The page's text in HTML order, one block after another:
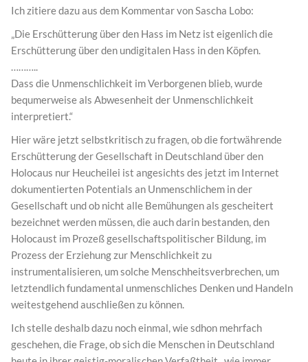
Ich zitiere dazu aus dem Kommentar von Sascha Lobo:
„Die Erschütterung über den Hass im Netz ist eigenlich die
Erschütterung über den undigitalen Hass in den Köpfen.
………..
Dass die Unmenschlichkeit im Verborgenen blieb, wurde
bequmerweise als Abwesenheit der Unmenschlichkeit
interpretiert.“
Hier wäre jetzt selbstkritisch zu fragen, ob die fortwährende
Erschütterung der Gesellschaft in Deutschland über den
Holocaus nur Heucheilei ist angesichts des jetzt im Internet
dokumentierten Potentials an Unmenschlichem in der
Gesellschaft und ob nicht alle Bemühungen als gescheitert
bezeichnet werden müssen, die auch darin bestanden, den
Holocaust im Prozeß gesellschaftspolitischer Bildung, im
Prozess der Erziehung zur Menschlichkeit zu
instrumentalisieren, um solche Menschheitsverbrechen, um
letztendlich fundamental unmenschliches Denken und Handeln
weitestgehend auschließen zu können.
Ich stelle deshalb dazu noch einmal, wie sdhon mehrfach
geschehen, die Frage, ob sich die Menschen in Deutschland